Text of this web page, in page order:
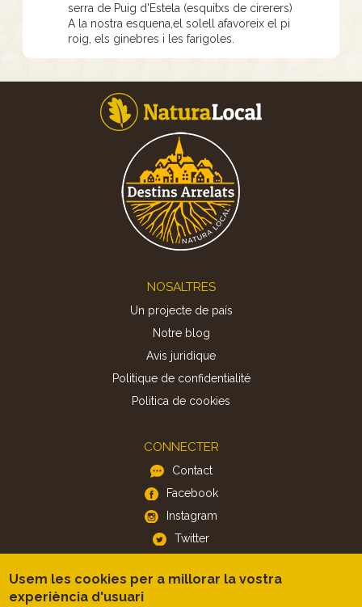
serra de Puig d'Estela (esquitxs de cirerers)
A la nostra esquena,el solell afavoreix el pi
roig, els ginebres i les farigoles.
NOSALTRES
Un projecte de país
Notre blog
Avis juridique
Politique de confidentialité
Politica de cookies
CONNECTER
Contact
Facebook
Instagram
Twitter
APP
Usem les cookies per a millorar la vostra
experiència d'usuari